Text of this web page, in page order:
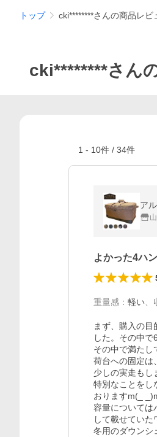
トップ cki********さんの商品レビ
cki********さん
1 - 10件 / 34件
ア
よかった4ハ
重量感 ： 軽い
まず、購入の
した。その中で
その中で満たし
荷台への固定は
少しの実走もし
特別なことをし
おりますm(_
容量については
して載せてい
冬用のダウンシ